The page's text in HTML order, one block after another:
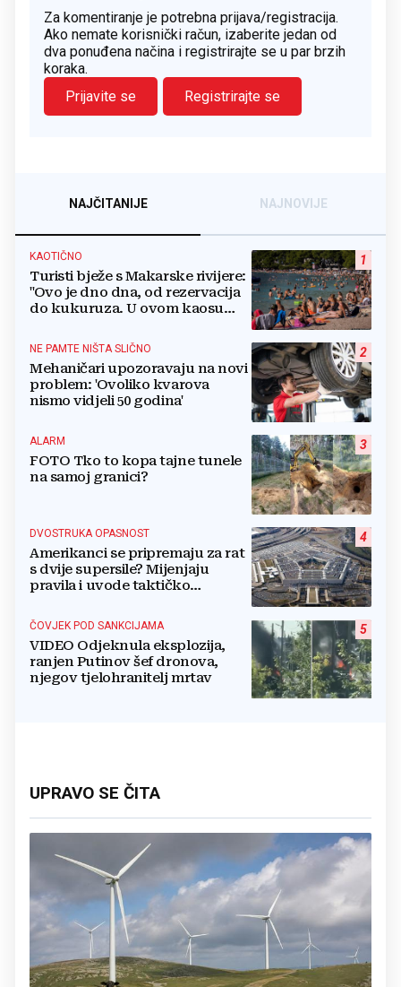
Za komentiranje je potrebna prijava/registracija.
Ako nemate korisnički račun, izaberite jedan od
dva ponuđena načina i registrirajte se u par brzih
koraka.
Prijavite se
Registrirajte se
NAJČITANIJE NAJNOVIJE
1
KAOTIČNO
Turisti bježe s Makarske rivijere:
"Ovo je dno dna, od rezervacija
do kukuruza. U ovom kaosu
2
NE PAMTE NIŠTA SLIČNO
Mehaničari upozoravaju na novi
problem: 'Ovoliko kvarova
nismo vidjeli 50 godina'
3
ALARM
FOTO Tko to kopa tajne tunele
na samoj granici?
4
DVOSTRUKA OPASNOST
Amerikanci se pripremaju za rat
s dvije supersile? Mijenjaju
pravila i uvode taktičko
5
ČOVJEK POD SANKCIJAMA
VIDEO Odjeknula eksplozija,
ranjen Putinov šef dronova,
njegov tjelohranitelj mrtav
UPRAVO SE ČITA